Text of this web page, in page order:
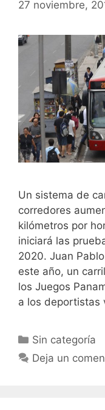
27 noviembre,
Un sistema de
corredores
kilómetros por
iniciará las
2020. Juan
este año, un
los Juegos
a los deportistas
Sin categoría
Deja un